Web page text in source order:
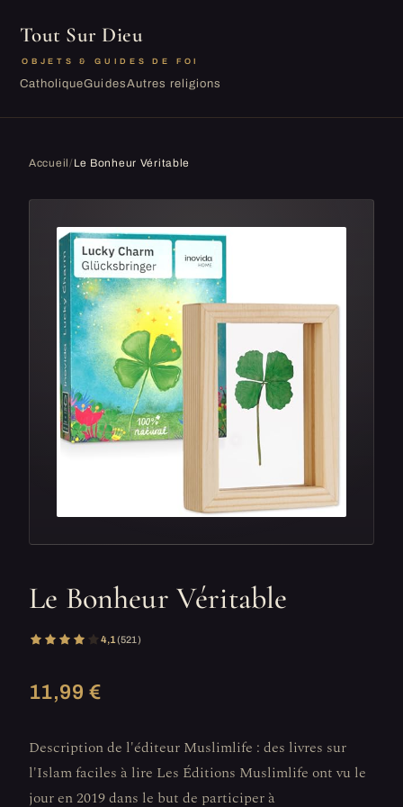
Tout Sur Dieu
OBJETS & GUIDES DE FOI
CatholiqueGuidesAutres religions
Accueil/ Le Bonheur Véritable
Le Bonheur Véritable
4,1(521)
11,99 €
Description de l'éditeur Muslimlife : des livres sur
l'Islam faciles à lire Les Éditions Muslimlife ont vu le
jour en 2019 dans le but de participer à